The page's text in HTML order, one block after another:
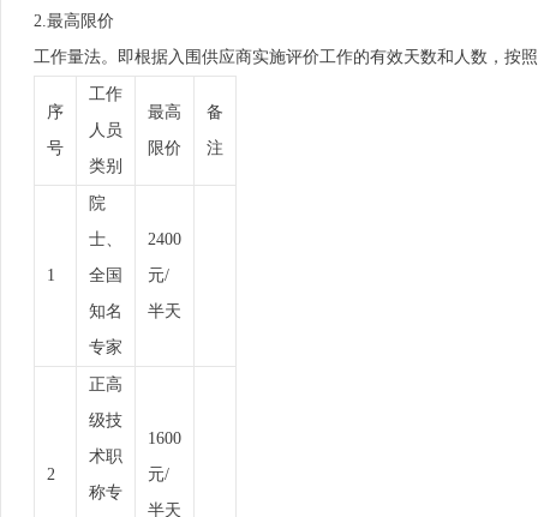
2.最高限价
工作量法。即根据入围供应商实施评价工作的有效天数和人数，按
序
号
工作
人员
类别
最高
限价
备
注
1
院
士、
全国
知名
专家
2400
元/
半天
2
正高
级技
术职
称专
1600
元/
半天